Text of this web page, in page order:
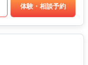
体験・相談予約